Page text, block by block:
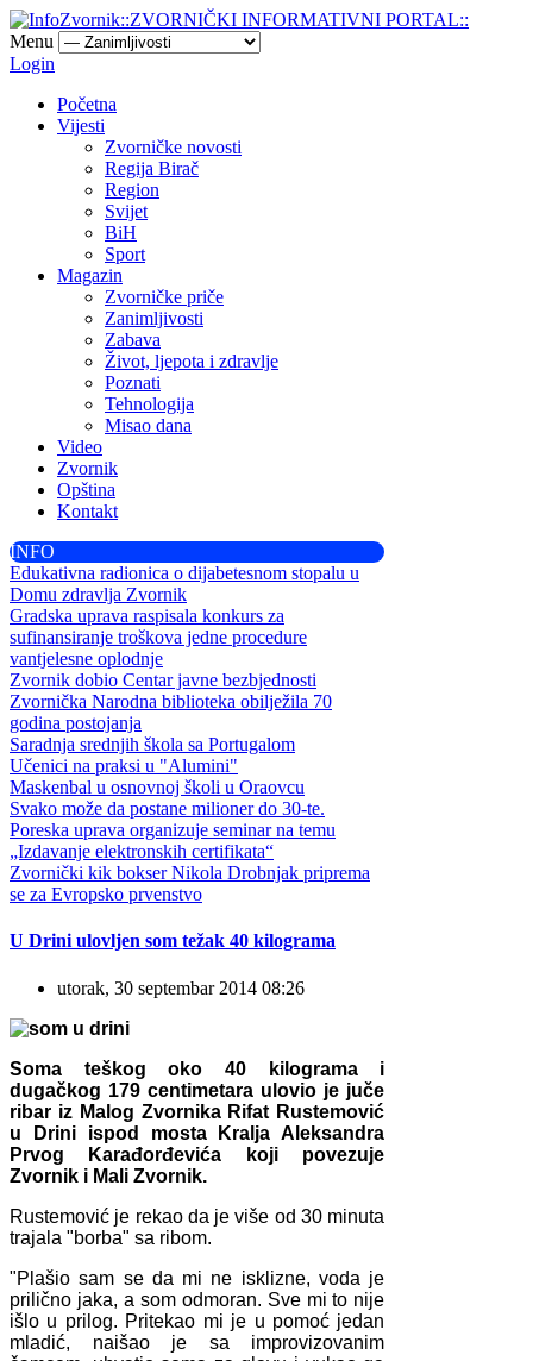
Menu
Login
Početna
Vijesti
Zvorničke novosti
Regija Birač
Region
Svijet
BiH
Sport
Magazin
Zvorničke priče
Zanimljivosti
Zabava
Život, ljepota i zdravlje
Poznati
Tehnologija
Misao dana
Video
Zvornik
Opština
Kontakt
INFO
Edukativna radionica o dijabetesnom stopalu u
Domu zdravlja Zvornik
Gradska uprava raspisala konkurs za
sufinansiranje troškova jedne procedure
vantjelesne oplodnje
Zvornik dobio Centar javne bezbjednosti
Zvornička Narodna biblioteka obilježila 70
godina postojanja
Saradnja srednjih škola sa Portugalom
Učenici na praksi u "Alumini"
Maskenbal u osnovnoj školi u Oraovcu
Svako može da postane milioner do 30-te.
Poreska uprava organizuje seminar na temu
„Izdavanje elektronskih certifikata“
Zvornički kik bokser Nikola Drobnjak priprema
se za Evropsko prvenstvo
U Drini ulovljen som težak 40 kilograma
utorak, 30 septembar 2014 08:26
Soma teškog oko 40 kilograma i
dugačkog 179 centimetara ulovio je juče
ribar iz Malog Zvornika Rifat Rustemović
u Drini ispod mosta Kralja Aleksandra
Prvog Karađorđevića koji povezuje
Zvornik i Mali Zvornik.
Rustemović je rekao da je više od 30 minuta
trajala "borba" sa ribom.
"Plašio sam se da mi ne isklizne, voda je
prilično jaka, a som odmoran. Sve mi to nije
išlo u prilog. Pritekao mi je u pomoć jedan
mladić, naišao je sa improvizovanim